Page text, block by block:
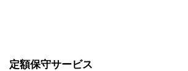
定額保守サービス